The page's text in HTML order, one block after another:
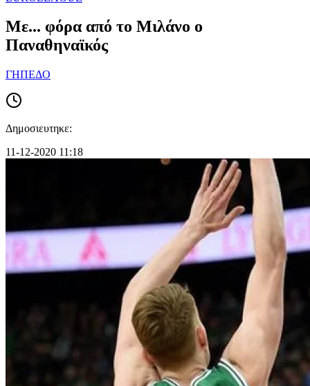
Με... φόρα από το Μιλάνο ο
Παναθηναϊκός
ΓΗΠΕΔΟ
Δημοσιευτηκε:
11-12-2020 11:18